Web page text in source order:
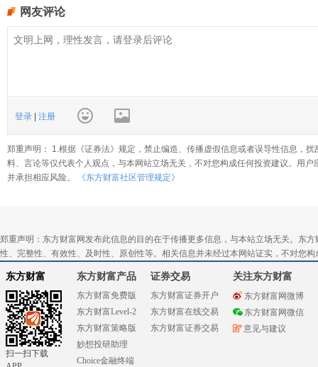
网友评论
登录 注册
郑重声明： 1.根据《证券法》规定，禁止编造、传播虚假信息或者误导性信息，
料、言论等仅代表个人观点，与本网站立场无关，不对您构成任何投资建议。用
并承担相应风险。
《东方财富社区管理规定》
郑重声明：东方财富网发布此信息的目的在于传播更多信息，与本站立场无关。东
性、完整性、有效性、及时性、原创性等。相关信息并未经过本网站证实，不对您
东方财富
扫一扫下载
东方财富产品
东方财富免费版
东方财富Level-2
东方财富策略版
妙想投研助理
Choice金融终端
证券交易
东方财富证券开户
东方财富在线交易
东方财富证券交易
关注东方财富
东方财富网微博
东方财富网微信
意见与建议